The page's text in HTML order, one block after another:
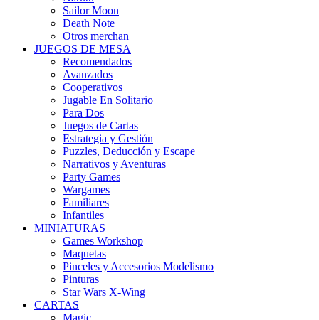
Sailor Moon
Death Note
Otros merchan
JUEGOS DE MESA
Recomendados
Avanzados
Cooperativos
Jugable En Solitario
Para Dos
Juegos de Cartas
Estrategia y Gestión
Puzzles, Deducción y Escape
Narrativos y Aventuras
Party Games
Wargames
Familiares
Infantiles
MINIATURAS
Games Workshop
Maquetas
Pinceles y Accesorios Modelismo
Pinturas
Star Wars X-Wing
CARTAS
Magic